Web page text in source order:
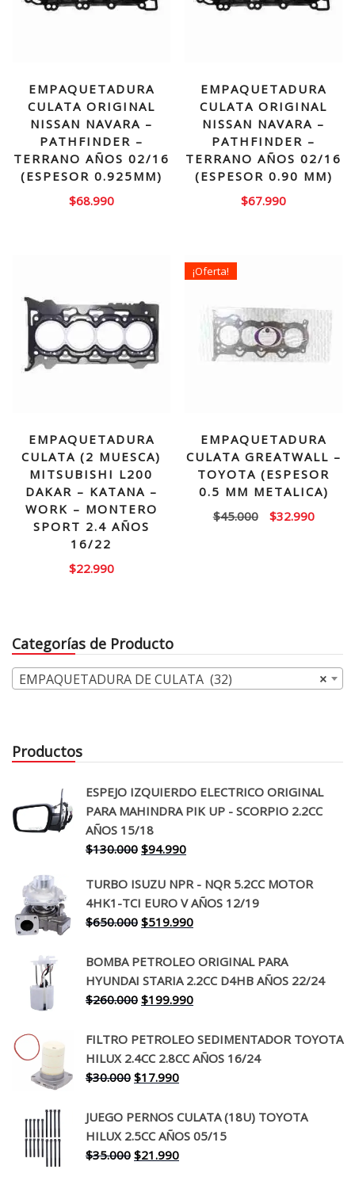
EMPAQUETADURA
CULATA ORIGINAL
NISSAN NAVARA –
PATHFINDER –
TERRANO AÑOS 02/16
(ESPESOR 0.925MM)
$68.990
EMPAQUETADURA
CULATA ORIGINAL
NISSAN NAVARA –
PATHFINDER –
TERRANO AÑOS 02/16
(ESPESOR 0.90 MM)
$67.990
EMPAQUETADURA
CULATA (2 MUESCA)
MITSUBISHI L200
DAKAR – KATANA –
WORK – MONTERO
SPORT 2.4 AÑOS
16/22
$22.990
¡Oferta!
EMPAQUETADURA
CULATA GREATWALL –
TOYOTA (ESPESOR
0.5 MM METALICA)
$45.000
El
$32.990El
Categorías de Producto
×
EMPAQUETADURA DE CULATA (32)
Productos
ESPEJO IZQUIERDO ELECTRICO ORIGINAL
PARA MAHINDRA PIK UP - SCORPIO 2.2CC
AÑOS 15/18
$130.000 El
original
era:
$130.000.
$94.990El
actual
es:
$94.990.
TURBO ISUZU NPR - NQR 5.2CC MOTOR
4HK1-TCI EURO V AÑOS 12/19
$650.000 El
original
era:
$650.000.
$519.990El
actual
es:
$519.990.
BOMBA PETROLEO ORIGINAL PARA
HYUNDAI STARIA 2.2CC D4HB AÑOS 22/24
$260.000 El
original
era:
$260.000.
$199.990El
actual
es:
FILTRO PETROLEO SEDIMENTADOR TOYOTA
HILUX 2.4CC 2.8CC AÑOS 16/24
$30.000 El
original
era:
$30.000.
$17.990El
actual
es:
$17.990.
JUEGO PERNOS CULATA (18U) TOYOTA
HILUX 2.5CC AÑOS 05/15
$35.000 El
$21.990El